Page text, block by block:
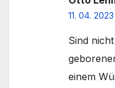
11. 04.
Sind
einem